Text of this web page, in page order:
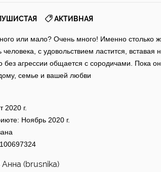
АКТИВНАЯ
или мало? Очень много! Именно столько
с удовольствием ластится, вставая
без агрессии общается с сородичами. Пока
семье и вашей любви
2020 г.
Ноябрь 2020 г.
Анна (brusnika)